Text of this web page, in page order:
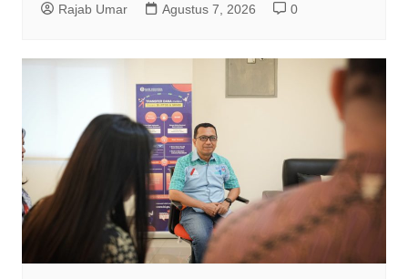
Rajab Umar Agustus 7, 2026 0